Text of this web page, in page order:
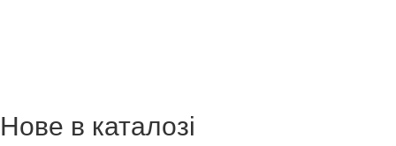
Нове в каталозі